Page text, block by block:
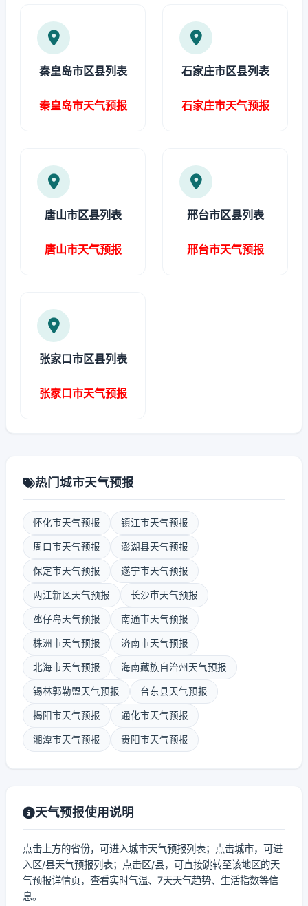
秦皇岛市区县列表
秦皇岛市天气预报
石家庄市区县列表
石家庄市天气预报
唐山市区县列表
唐山市天气预报
邢台市区县列表
邢台市天气预报
张家口市区县列表
张家口市天气预报
热门城市天气预报
怀化市天气预报 镇江市天气预报
周口市天气预报 澎湖县天气预报
保定市天气预报 遂宁市天气预报
两江新区天气预报 长沙市天气预报
氹仔岛天气预报 南通市天气预报
株洲市天气预报 济南市天气预报
北海市天气预报 海南藏族自治州天气预报
锡林郭勒盟天气预报 台东县天气预报
揭阳市天气预报 通化市天气预报
湘潭市天气预报 贵阳市天气预报
天气预报使用说明
点击上方的省份，可进入城市天气预报列表；点击城市，可进
入区/县天气预报列表；点击区/县，可直接跳转至该地区的天
气预报详情页，查看实时气温、7天天气趋势、生活指数等信
息。